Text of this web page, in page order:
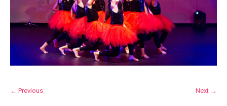
← Previous Next →